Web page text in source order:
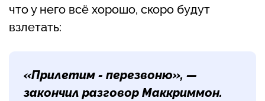
что у него всё хорошо, скоро будут
взлетать:
«Прилетим - перезвоню», —
закончил разговор Маккриммон.